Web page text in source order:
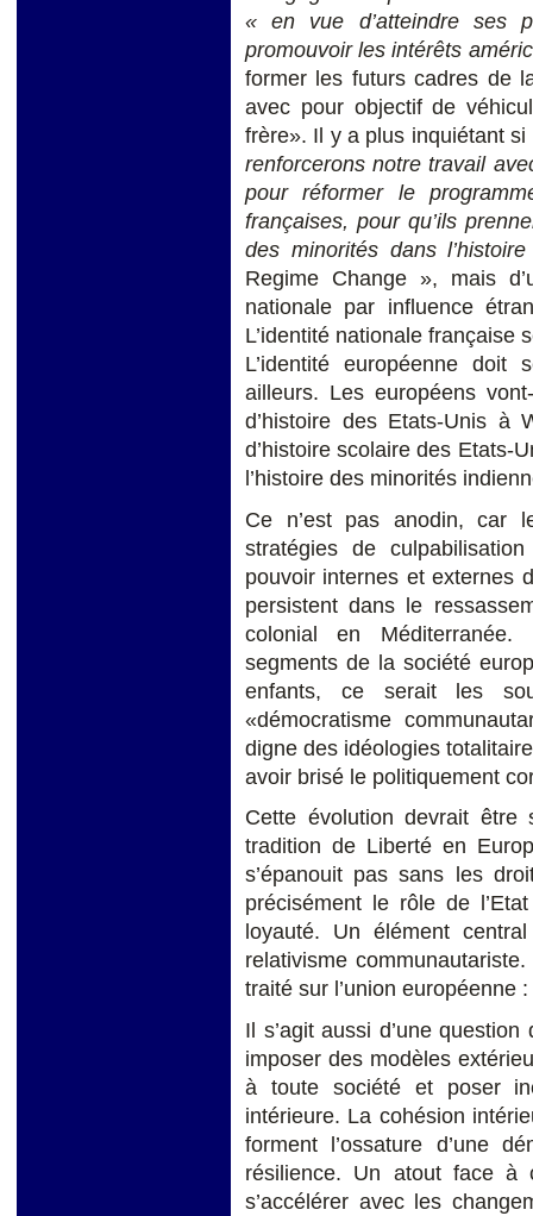
« en vue d’atteindre ses
promouvoir les intérêts
former les futurs cadres de
avec pour objectif de
frère». Il y a plus inquiétant
renforcerons notre travail
pour réformer le
françaises, pour qu’ils
des minorités dans
Regime Change », mais
nationale par influence
L’identité nationale française
L’identité européenne
ailleurs. Les européens
d’histoire des Etats-Unis à
d’histoire scolaire des Etats-
l’histoire des minorités
Ce n’est pas anodin, car
stratégies de
pouvoir internes et externes
persistent dans le
colonial en
segments de la société
enfants, ce serait les
«démocratisme
digne des idéologies
avoir brisé le politiquement
Cette évolution devrait
tradition de Liberté en
s’épanouit pas sans les
précisément le rôle de
loyauté. Un élément
relativisme
traité sur l’union européenne
Il s’agit aussi d’une
imposer des modèles
à toute société et poser
intérieure. La cohésion
forment l’ossature d’une
résilience. Un atout face à
s’accélérer avec les